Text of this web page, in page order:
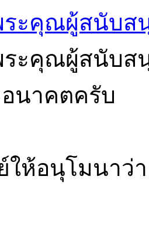
ระคุณผู้สนับส
ะคุณผู้สนับส
นาคตครับ
ให้อนุโมนาว่